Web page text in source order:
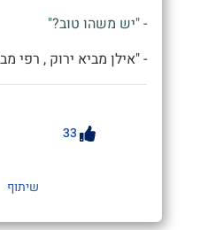
- "יש משהו טוב?"
- "אילן מביא ירוק , רפי
33
שיתוף